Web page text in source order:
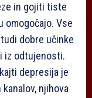
in gojiti tiste
omogočajo. Vse
dobre učinke
iz odtujenosti.
depresija je
njihova